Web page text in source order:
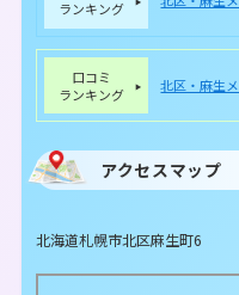
ランキング
口コミ
ランキング
北区・麻生
アクセスマップ
北海道札幌市北区麻生町6